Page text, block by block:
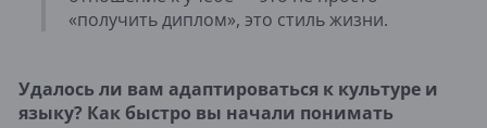
«получить диплом», это стиль жизни.
Удалось ли вам адаптироваться к культуре и
языку? Как быстро вы начали понимать